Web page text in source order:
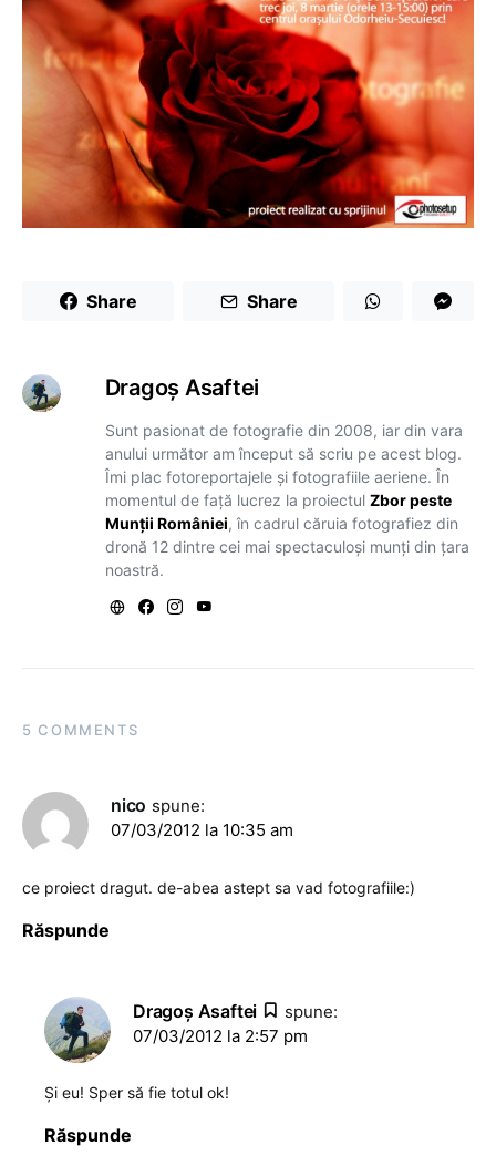
Share Share
Dragoş Asaftei
Sunt pasionat de fotografie din 2008, iar din vara
anului următor am început să scriu pe acest blog.
Îmi plac fotoreportajele și fotografiile aeriene. În
momentul de față lucrez la proiectul Zbor peste
Munții României, în cadrul căruia fotografiez din
dronă 12 dintre cei mai spectaculoși munți din țara
noastră.
5 COMMENTS
nico spune:
07/03/2012 la 10:35 am
ce proiect dragut. de-abea astept sa vad fotografiile:)
Răspunde
Dragoş Asaftei
spune:
07/03/2012 la 2:57 pm
Și eu! Sper să fie totul ok!
Răspunde